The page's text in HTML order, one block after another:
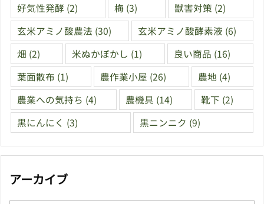
好気性発酵 (2) 梅 (3) 獣害対策 (2)
玄米アミノ酸農法 (30) 玄米アミノ酸酵素液 (6)
畑 (2) 米ぬかぼかし (1) 良い商品 (16)
葉面散布 (1) 農作業小屋 (26) 農地 (4)
農業への気持ち (4) 農機具 (14) 靴下 (2)
黒にんにく (3) 黒ニンニク (9)
アーカイブ